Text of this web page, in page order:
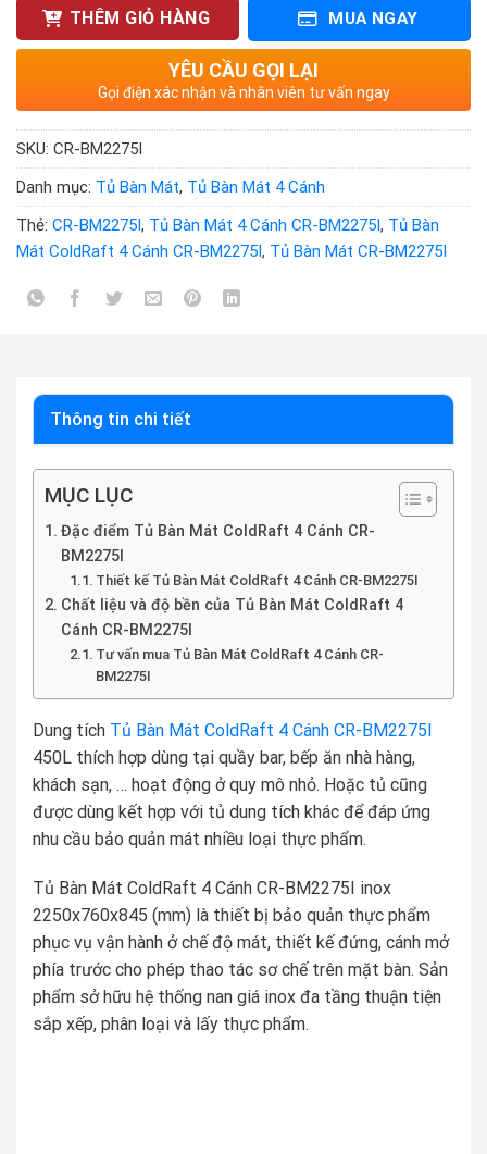
THÊM GIỎ HÀNG MUA NGAY
YÊU CẦU GỌI LẠI
Gọi điện xác nhận và nhân viên tư vấn ngay
SKU: CR-BM2275I
Danh mục: Tủ Bàn Mát, Tủ Bàn Mát 4 Cánh
Thẻ: CR-BM2275I, Tủ Bàn Mát 4 Cánh CR-BM2275I, Tủ Bàn
Mát ColdRaft 4 Cánh CR-BM2275I, Tủ Bàn Mát CR-BM2275I
Thông tin chi tiết
MỤC LỤC
Đặc điểm Tủ Bàn Mát ColdRaft 4 Cánh CR-
BM2275I
Thiết kế Tủ Bàn Mát ColdRaft 4 Cánh CR-BM2275I
Chất liệu và độ bền của Tủ Bàn Mát ColdRaft 4
Cánh CR-BM2275I
Tư vấn mua Tủ Bàn Mát ColdRaft 4 Cánh CR-
BM2275I
Dung tích Tủ Bàn Mát ColdRaft 4 Cánh CR-BM2275I
450L thích hợp dùng tại quầy bar, bếp ăn nhà hàng,
khách sạn, … hoạt động ở quy mô nhỏ. Hoặc tủ cũng
được dùng kết hợp với tủ dung tích khác để đáp ứng
nhu cầu bảo quản mát nhiều loại thực phẩm.
Tủ Bàn Mát ColdRaft 4 Cánh CR-BM2275I inox
2250x760x845 (mm) là thiết bị bảo quản thực phẩm
phục vụ vận hành ở chế độ mát, thiết kế đứng, cánh mở
phía trước cho phép thao tác sơ chế trên mặt bàn. Sản
phẩm sở hữu hệ thống nan giá inox đa tầng thuận tiện
sắp xếp, phân loại và lấy thực phẩm.